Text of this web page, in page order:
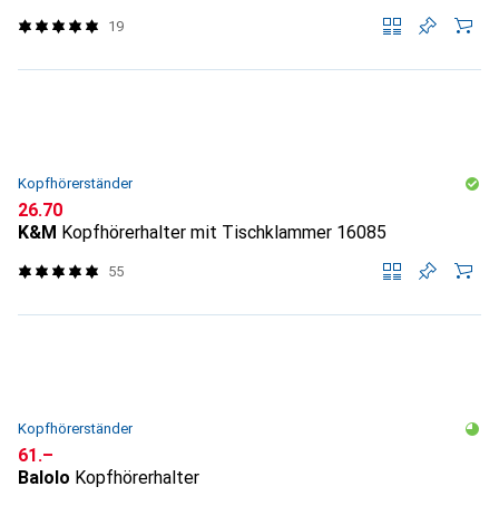
19
Kopfhörerständer
CHF
26.70
K&M Kopfhörerhalter mit Tischklammer 16085
55
Kopfhörerständer
CHF
61.–
Balolo Kopfhörerhalter